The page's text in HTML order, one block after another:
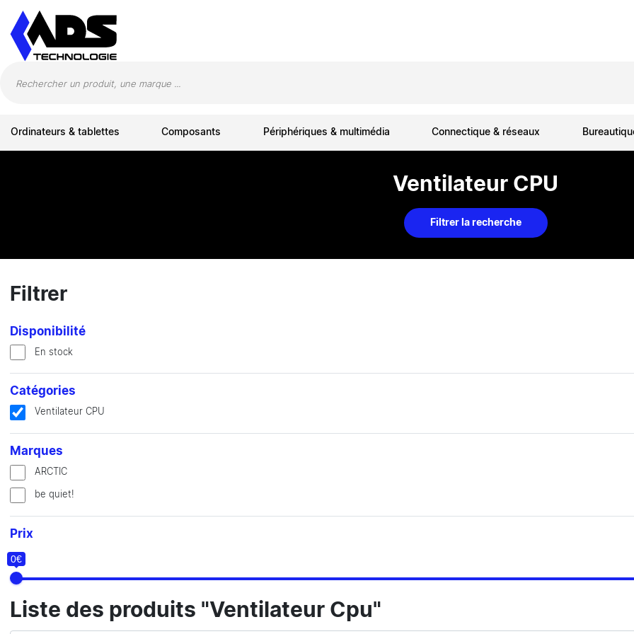
Ordinateurs & tablettes Composants Périphériques & multimédia Connectique & réseaux
Ventilateur CPU
Filtrer la recherche
Filtrer
Disponibilité
En stock
Catégories
Ventilateur CPU
Marques
ARCTIC
be quiet!
Prix
0€
Liste des produits "Ventilateur Cpu"